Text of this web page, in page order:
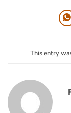
This entry